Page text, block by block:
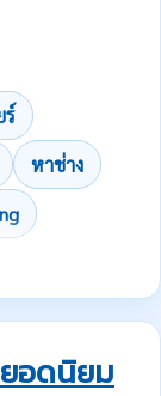
ร์
หาช่าง
อดนิยม